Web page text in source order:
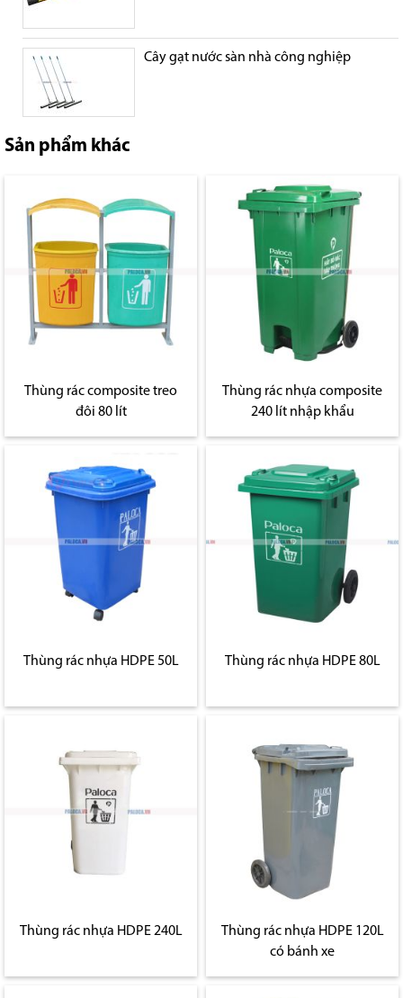
Cây gạt nước sàn nhà công nghiệp
Sản phẩm khác
Thùng rác composite treo
đôi 80 lít
Thùng rác nhựa composite
240 lít nhập khẩu
Thùng rác nhựa HDPE 50L Thùng rác nhựa HDPE 80L
Thùng rác nhựa HDPE 240L
Thùng rác nhựa HDPE 120L
có bánh xe